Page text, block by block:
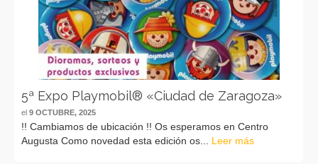
5ª Expo Playmobil® «Ciudad de Zaragoza»
el 9 OCTUBRE, 2025
!! Cambiamos de ubicación !! Os esperamos en Centro
Augusta Como novedad esta edición os... Leer más